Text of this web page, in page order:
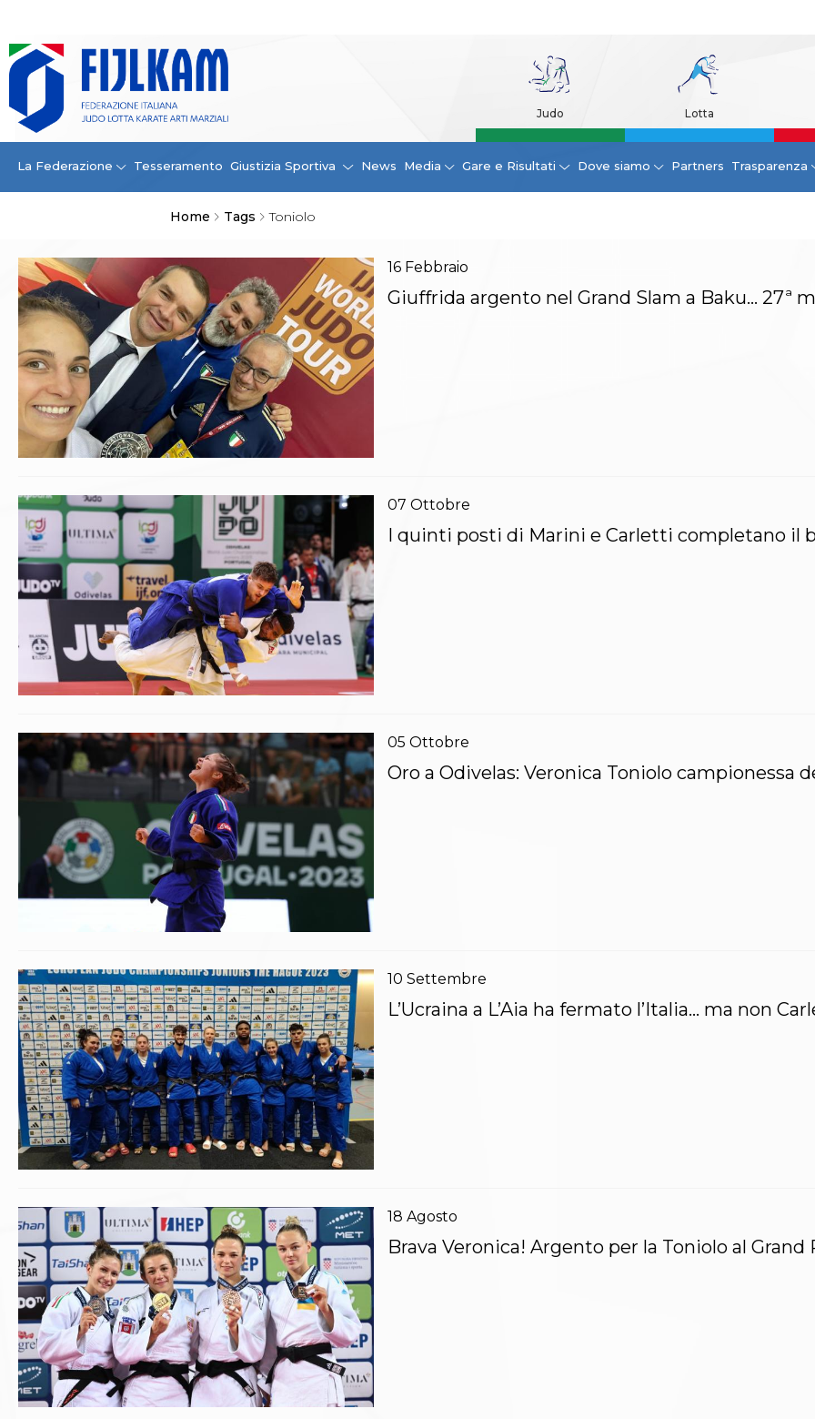
Judo Lotta
La Federazione Tesseramento Giustizia Sportiva News Media Gare e Risultati Dove siamo Partners Trasparenza
Home Tags Toniolo
La Federazione
La FIJLKAM
Organigramma
Storia
Campioni di tutti i tempi
News
Convenzioni
Tecnici
Contatti
Safeguarding Policy
Ufficiali di Gara
Antidoping e tutela sanitaria
Tesseramento
Contatti
Norme e modulistica Affiliazioni e Tesseramenti
Polizza Assicurativa
Classifica Società Sportive con più di 100 atleti
Giustizia Sportiva
Protocollo udienze in videoconferenza
Documenti e Modulistica
Contatti
Provvedimenti in corso
Sentenze Giudice Sportivo
Sentenze Tribunale Federale
Sentenze Corte Sportiva e Federale di Appello
Sentenze di 1° Grado
Sentenze CAF
Dispositivi Tribunale Federale
Dispositivi Corte Sportiva e Federale di Appello
Spese per l’accesso alla Giustizia
Gare e Risultati
Archivio eventi
Dove siamo
Comitati Regionali
Società
La Federazione
Cerca Società Sportive
Rassegna stampa
Pubblicazioni FIJLKAM
Libreria FIJLKAM
Athlon.net
Rivista ATHLON
Galleria Fotografica
Video
Partners
Trasparenza
FIJLKAM trasparente
Amministrazione
Gare d’Appalto
Whistleblowing
Judo
La disciplina
News
Attività Didattica
Gare e Risultati
Albi Federali
Arbitri
Lotta
La disciplina
16 Febbraio
Giuffrida argento nel Grand Slam a Baku… 27ª
07 Ottobre
I quinti posti di Marini e Carletti completano il
05 Ottobre
Oro a Odivelas: Veronica Toniolo campionessa
10 Settembre
L’Ucraina a L’Aia ha fermato l’Italia… ma non
18 Agosto
Brava Veronica! Argento per la Toniolo al Grand